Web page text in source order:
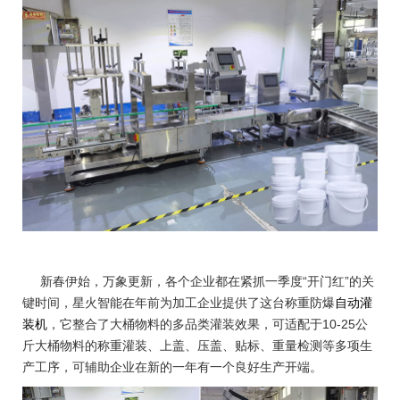
新春伊始，万象更新，各个企业都在紧抓一季度“开门红”的关
键时间，星火智能在年前为加工企业提供了这台称重防爆自动灌
装机 ，它整合了大桶物料的多品类灌装效果，可适配于10-25公
斤大桶物料的称重灌装、上盖、压盖、贴标、重量检测等多项生
产工序，可辅助企业在新的一年有一个良好生产开端。